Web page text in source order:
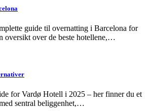
guide til overnatting i Barcelona for
oversikt over de beste hotellene,…
for Vardø Hotell i 2025 – her finner du et
sentral beliggenhet,…